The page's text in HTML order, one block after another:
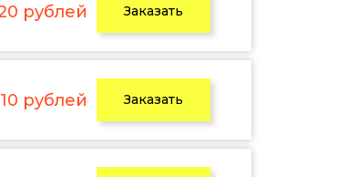
рублей Заказать
рублей Заказать